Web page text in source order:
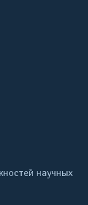
научных